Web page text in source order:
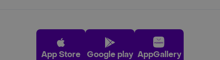
App Store Google play AppGallery